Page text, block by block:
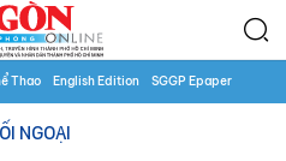
Thao English Edition SGGP Epaper
NGOẠI